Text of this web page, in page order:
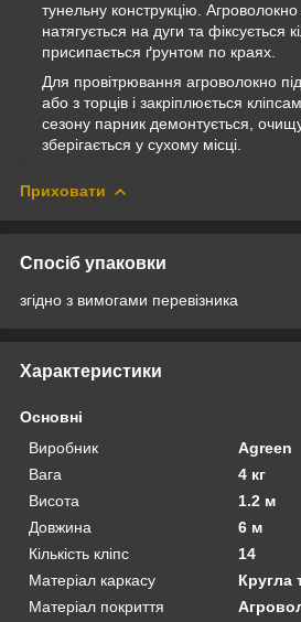
тунельну конструкцію. Агроволокно
натягується на дуги та фіксується
присипається ґрунтом по краях.
Для провітрювання агроволокно
або з торців і закріплюється
сезону парник демонтується,
зберігається у сухому місці.
Приховати
Спосіб упаковки
згідно з вимогами перевізника
Характеристики
Основні
Виробник
Agreen
Вага
4 кг
Висота
1.2 м
Довжина
6 м
Кількість кліпс
14
Матеріал каркасу
Кругла
Матеріал покриття